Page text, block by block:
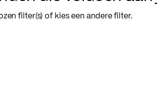
filter(s) of kies een andere filter.